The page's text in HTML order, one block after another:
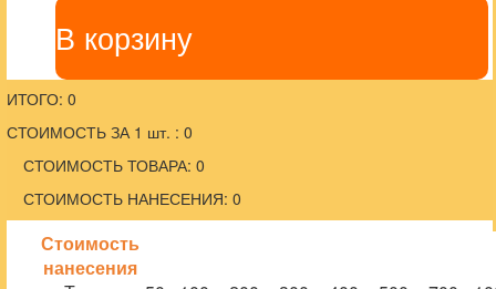
В корзину
ИТОГО: 0
СТОИМОСТЬ ЗА 1 шт. : 0
СТОИМОСТЬ ТОВАРА: 0
СТОИМОСТЬ НАНЕСЕНИЯ: 0
Стоимость
нанесения